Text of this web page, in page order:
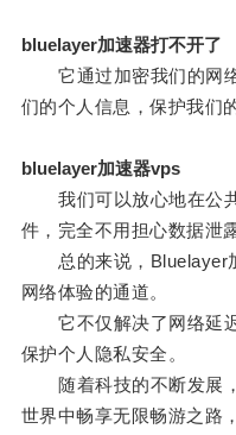
bluelayer加速器打不开了
它通过加密我们的网络
们的个人信息，保护我们
bluelayer加速器vps
我们可以放心地在公共
件，完全不用担心数据泄
总的来说，Bluelayer
网络体验的通道。
它不仅解决了网络延迟
保护个人隐私安全。
随着科技的不断发展，
世界中畅享无限畅游之路